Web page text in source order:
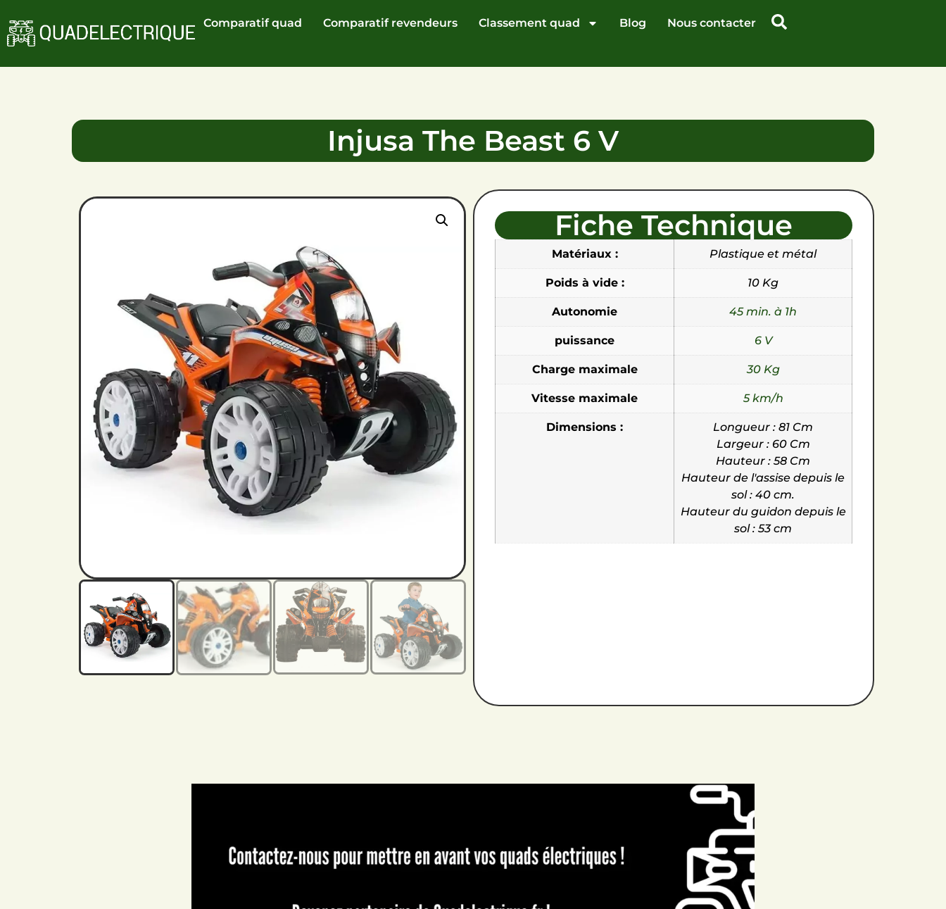
Comparatif quad Comparatif revendeurs Classement quad Blog Nous contacter
Injusa The Beast 6 V
Fiche Technique
Matériaux : Plastique et métal
Poids à vide : 10 Kg
Autonomie 45 min. à 1h
puissance 6 V
Charge maximale 30 Kg
Vitesse maximale 5 km/h
Dimensions :
Longueur : 81 Cm
Largeur : 60 Cm
Hauteur : 58 Cm
Hauteur de l'assise depuis le
sol : 40 cm.
Hauteur du guidon depuis le
sol : 53 cm